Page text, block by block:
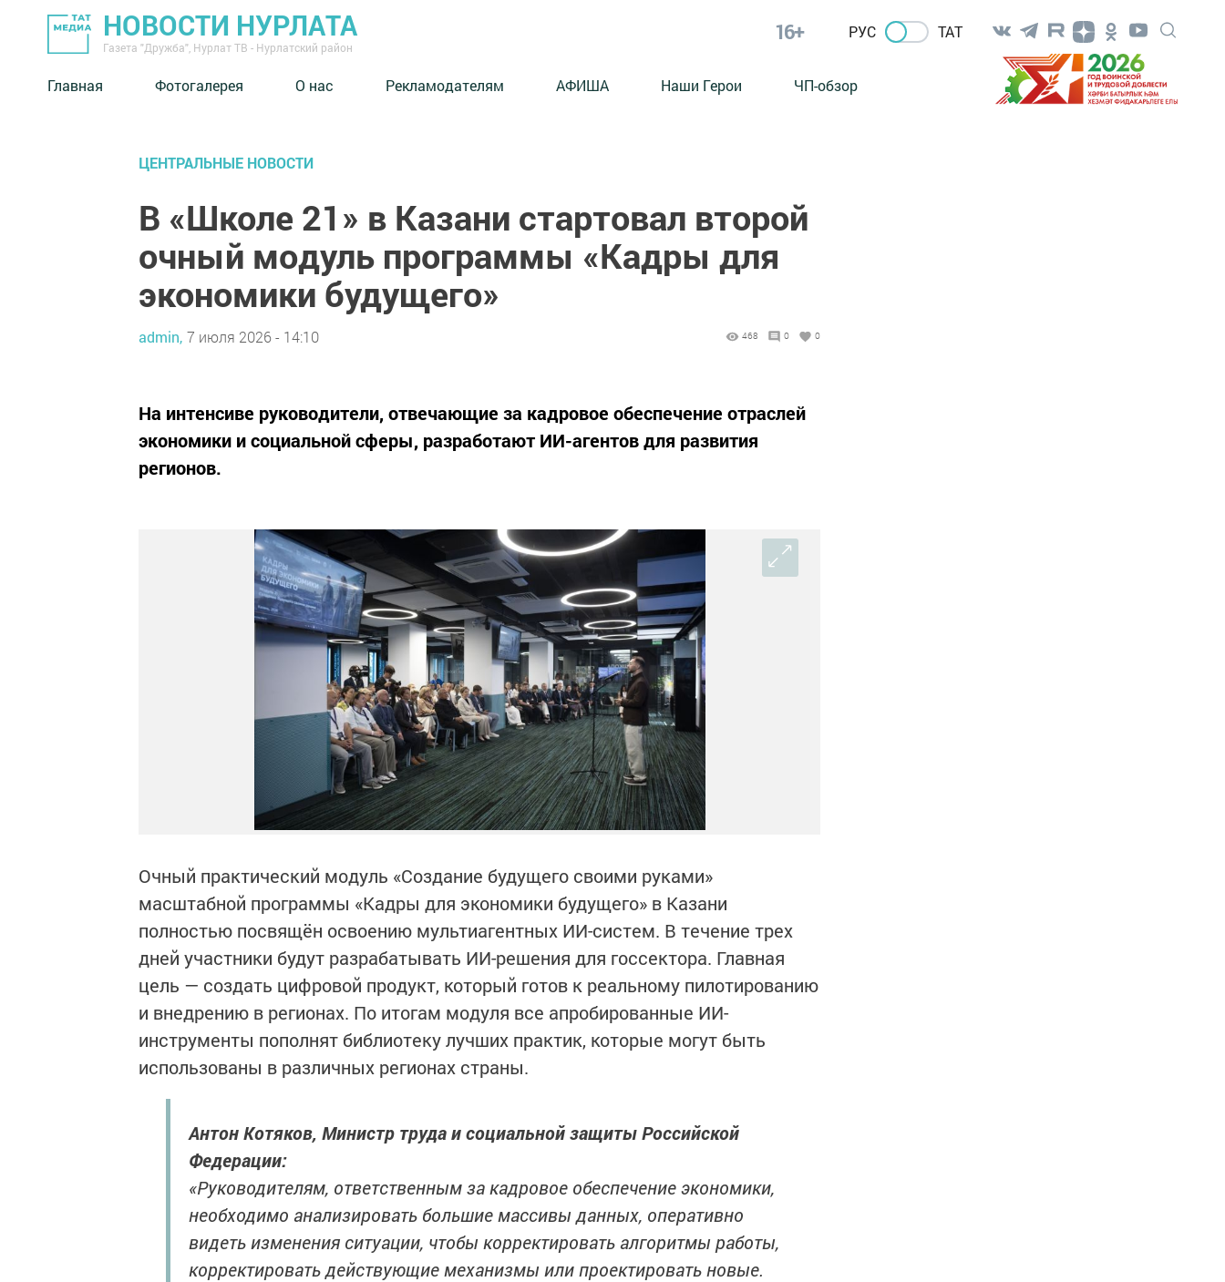
НОВОСТИ НУРЛАТА
Газета "Дружба", Нурлат ТВ - Нурлатский район
16+ РУС ТАТ
Главная Фотогалерея О нас Рекламодателям АФИША Наши Герои ЧП-обзор
ЦЕНТРАЛЬНЫЕ НОВОСТИ
В «Школе 21» в Казани стартовал второй
очный модуль программы «Кадры для
экономики будущего»
admin, 7 июля 2026 - 14:10 468 0 0
На интенсиве руководители, отвечающие за кадровое обеспечение отраслей
экономики и социальной сферы, разработают ИИ-агентов для развития
регионов.
Очный практический модуль «Создание будущего своими руками»
масштабной программы «Кадры для экономики будущего» в Казани
полностью посвящён освоению мультиагентных ИИ-систем. В течение трех
дней участники будут разрабатывать ИИ-решения для госсектора. Главная
цель — создать цифровой продукт, который готов к реальному пилотированию
и внедрению в регионах. По итогам модуля все апробированные ИИ-
инструменты пополнят библиотеку лучших практик, которые могут быть
использованы в различных регионах страны.
Антон Котяков, Министр труда и социальной защиты Российской
Федерации:
«Руководителям, ответственным за кадровое обеспечение экономики,
необходимо анализировать большие массивы данных, оперативно
видеть изменения ситуации, чтобы корректировать алгоритмы работы,
корректировать действующие механизмы или проектировать новые.